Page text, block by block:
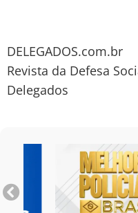
DELEGADOS.com.br
Revista da Defesa
Delegados